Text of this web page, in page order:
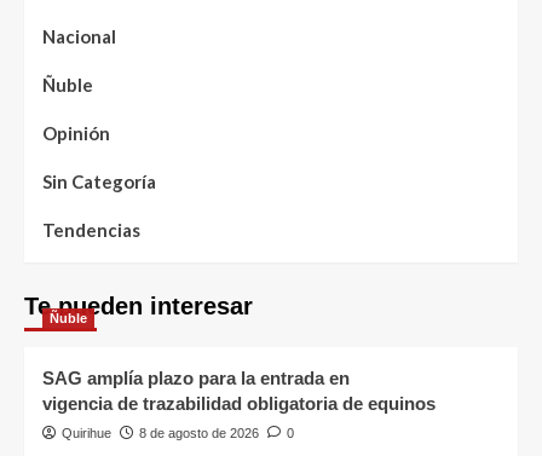
Nacional
Ñuble
Opinión
Sin Categoría
Tendencias
Te pueden interesar
Ñuble
SAG amplía plazo para la entrada en
vigencia de trazabilidad obligatoria de equinos
Quirihue 8 de agosto de 2026 0